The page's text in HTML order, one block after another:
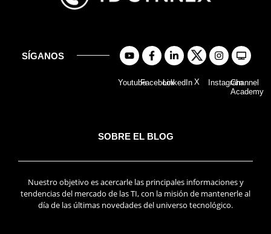
SÍGANOS
YoutubeFacebookLinkedIn X InstagramChannel
Academy
SOBRE EL BLOG
Nuestro objetivo es acercarle las principales informaciones y
tendencias del mercado de las TI, con la misión de mantenerle al
día de las últimas novedades del universo tecnológico.